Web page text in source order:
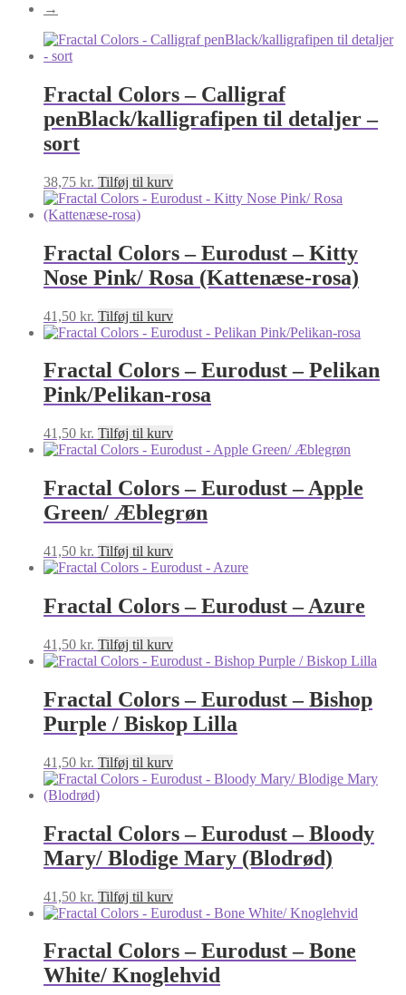
→
Fractal Colors – Calligraf
penBlack/kalligrafipen til detaljer –
sort
38,75 kr. Tilføj til kurv
Fractal Colors – Eurodust – Kitty
Nose Pink/ Rosa (Kattenæse-rosa)
41,50 kr. Tilføj til kurv
Fractal Colors – Eurodust – Pelikan
Pink/Pelikan-rosa
41,50 kr. Tilføj til kurv
Fractal Colors – Eurodust – Apple
Green/ Æblegrøn
41,50 kr. Tilføj til kurv
Fractal Colors – Eurodust – Azure
41,50 kr. Tilføj til kurv
Fractal Colors – Eurodust – Bishop
Purple / Biskop Lilla
41,50 kr. Tilføj til kurv
Fractal Colors – Eurodust – Bloody
Mary/ Blodige Mary (Blodrød)
41,50 kr. Tilføj til kurv
Fractal Colors – Eurodust – Bone
White/ Knoglehvid